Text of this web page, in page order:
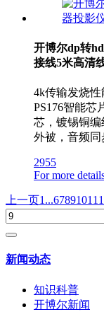
开博尔dp转
接线5米高清
4k传输发烧性
PS176智能芯
芯，镀锡铜
外被，音频同
2955
For more
上一页1...67891011
新闻动态
知识科普
开博尔新闻